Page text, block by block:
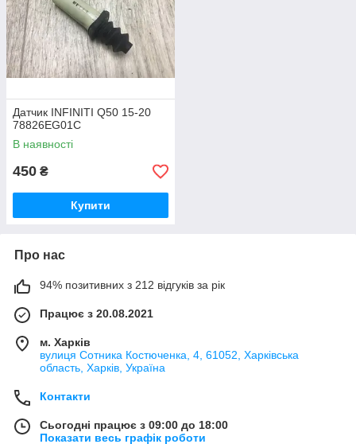
Датчик INFINITI Q50 15-20
78826EG01C
В наявності
450 ₴
Купити
Про нас
94% позитивних з 212 відгуків за рік
Працює з 20.08.2021
м. Харків
вулиця Сотника Костюченка, 4, 61052, Харківська
область, Харків, Україна
Контакти
Сьогодні працює з 09:00 до 18:00
Показати весь графік роботи